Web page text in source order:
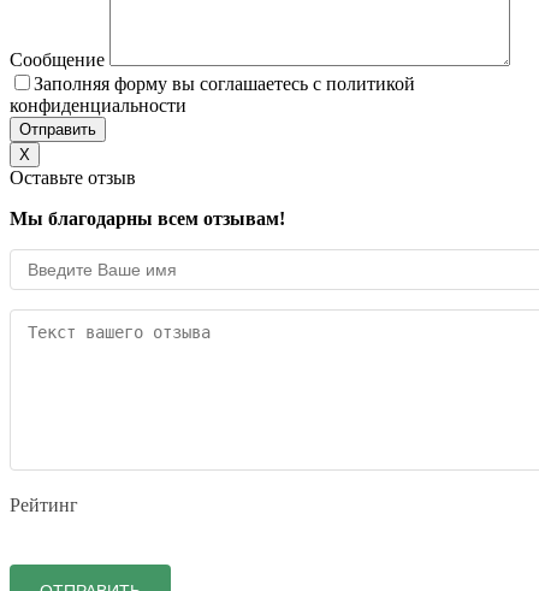
Сообщение
Заполняя форму вы соглашаетесь с политикой
конфиденциальности
X
Оставьте отзыв
Мы благодарны всем отзывам!
Рейтинг